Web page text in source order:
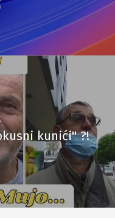
kunići" ?!